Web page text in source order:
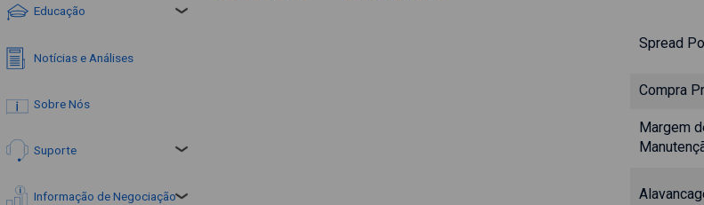
Educação
Notícias e Análises
Sobre Nós
Suporte
Informação de Negociação
Spread
Compra
Margem